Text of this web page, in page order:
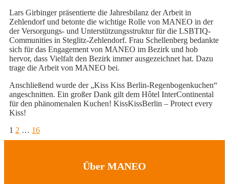
Lars Girbinger präsentierte die Jahresbilanz der Arbeit in
Zehlendorf und betonte die wichtige Rolle von MANEO in der
der Versorgungs- und Unterstützungsstruktur für die LSBTIQ-
Communities in Steglitz-Zehlendorf. Frau Schellenberg bedankte
sich für das Engagement von MANEO im Bezirk und hob
hervor, dass Vielfalt den Bezirk immer ausgezeichnet hat. Dazu
trage die Arbeit von MANEO bei.
Anschließend wurde der „Kiss Kiss Berlin-Regenbogenkuchen“
angeschnitten. Ein großer Dank gilt dem Hôtel InterContinental
für den phänomenalen Kuchen! KissKissBerlin – Protect every
Kiss!
Seitennummerierung
Seite
1 Seite
2 … Seite
16
Über MANEO